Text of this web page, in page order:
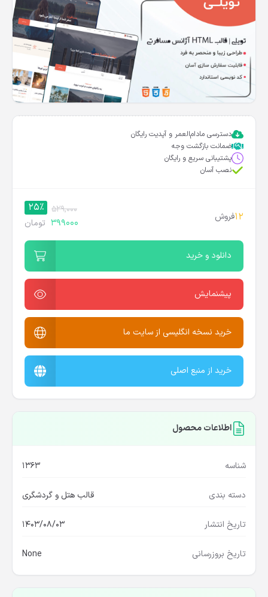
دسترسی مادام‌العمر و آپدیت رایگان
ضمانت بازگشت وجه
پشتیبانی سریع و رایگان
نصب آسان
12فروش
529,000
25%
399000 تومان
دانلود و خرید
پیشنمایش
خرید نسخه انگلیسی از سایت ما
خرید از منبع اصلی
اطلاعات محصول
شناسه 1363
دسته بندی قالب هتل و گردشگری
تاریخ انتشار 1403/08/03
تاریخ بروزرسانی None